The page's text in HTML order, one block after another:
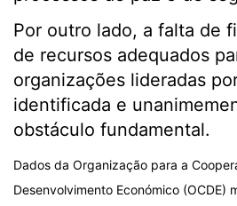
Por outro lado, a falta de
de recursos adequados
organizações lideradas
identificada e
obstáculo fundamental.
Dados da Organização para a
Desenvolvimento Económico (OCDE)